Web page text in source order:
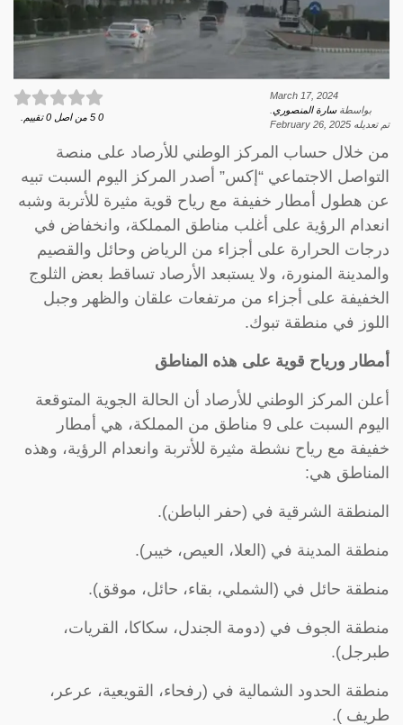
March 17, 2024
بواسطةسارة المنصوري
تم تعديله February 26, 2025
0
5 من اصل 0 تقييم.
من خلال حساب المركز الوطني للأرصاد على منصة
التواصل الاجتماعي “إكس” أصدر المركز اليوم السبت تبيه
عن هطول أمطار خفيفة مع رياح قوية مثيرة للأتربة وشبه
انعدام الرؤية على أغلب مناطق المملكة، وانخفاض في
درجات الحرارة على أجزاء من الرياض وحائل والقصيم
والمدينة المنورة، ولا يستبعد الأرصاد تساقط بعض الثلوج
الخفيفة على أجزاء من مرتفعات علقان والظهر وجبل
اللوز في منطقة تبوك.
أمطار ورياح قوية على هذه المناطق
أعلن المركز الوطني للأرصاد أن الحالة الجوية المتوقعة
اليوم السبت على 9 مناطق من المملكة، هي أمطار
خفيفة مع رياح نشطة مثيرة للأتربة وانعدام الرؤية، وهذه
المناطق هي:
المنطقة الشرقية في (حفر الباطن).
منطقة المدينة في (العلا، العيص، خيبر).
منطقة حائل في (الشملي، بقاء، حائل، موقق).
منطقة الجوف في (دومة الجندل، سكاكا، القريات،
طبرجل).
منطقة الحدود الشمالية في (رفحاء، القويعية، عرعر،
طريف ).